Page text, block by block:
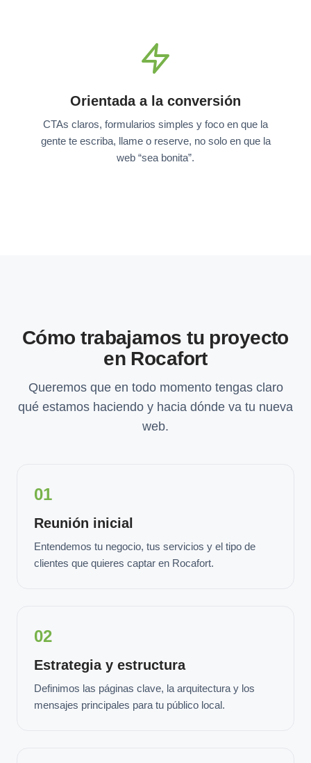
Orientada a la conversión
CTAs claros, formularios simples y foco en que la
gente te escriba, llame o reserve, no solo en que la
web “sea bonita”.
Cómo trabajamos tu proyecto
en Rocafort
Queremos que en todo momento tengas claro
qué estamos haciendo y hacia dónde va tu nueva
web.
01
Reunión inicial
Entendemos tu negocio, tus servicios y el tipo de
clientes que quieres captar en Rocafort.
02
Estrategia y estructura
Definimos las páginas clave, la arquitectura y los
mensajes principales para tu público local.